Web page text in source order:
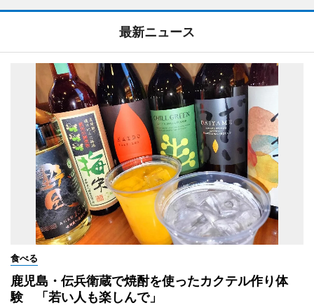
最新ニュース
食べる
鹿児島・伝兵衛蔵で焼酎を使ったカクテル作り体
験 「若い人も楽しんで」